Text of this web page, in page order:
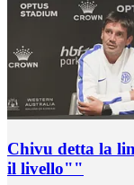
Chivu detta la
il livello""